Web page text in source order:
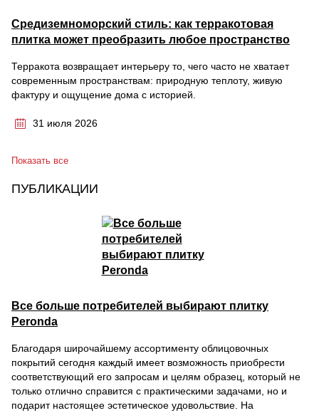
Средиземноморский стиль: как терракотовая
плитка может преобразить любое пространство
Терракота возвращает интерьеру то, чего часто не хватает
современным пространствам: природную теплоту, живую
фактуру и ощущение дома с историей.
31 июля 2026
Показать все
ПУБЛИКАЦИИ
Все больше потребителей выбирают плитку
Peronda
Благодаря широчайшему ассортименту облицовочных
покрытий сегодня каждый имеет возможность приобрести
соответствующий его запросам и целям образец, который не
только отлично справится с практическими задачами, но и
подарит настоящее эстетическое удовольствие. На